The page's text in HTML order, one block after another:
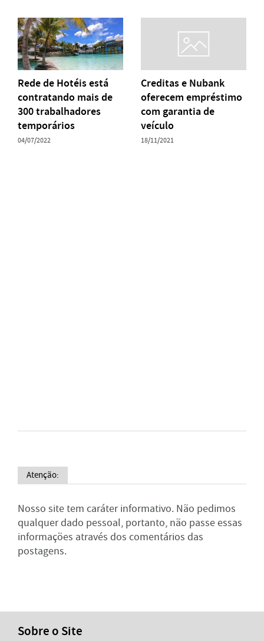
Rede de Hotéis está
contratando mais de
300 trabalhadores
temporários
04/07/2022
Creditas e Nubank
oferecem empréstimo
com garantia de
veículo
18/11/2021
Atenção:
Nosso site tem caráter informativo. Não pedimos
qualquer dado pessoal, portanto, não passe essas
informações através dos comentários das
postagens.
Sobre o Site